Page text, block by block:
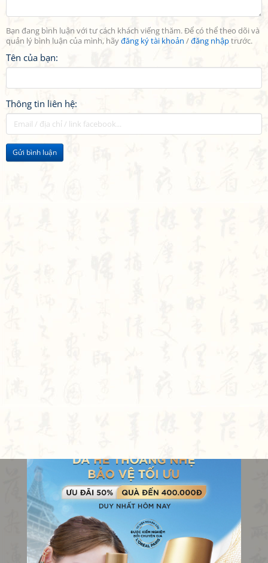
Bạn đang bình luận với tư cách khách viếng thăm. Để có thể theo dõi và
quản lý bình luận của mình, hãyđăng ký tài khoản /đăng nhậptrước.
Tên của bạn:
Thông tin liên hệ:
Gửi bình luận